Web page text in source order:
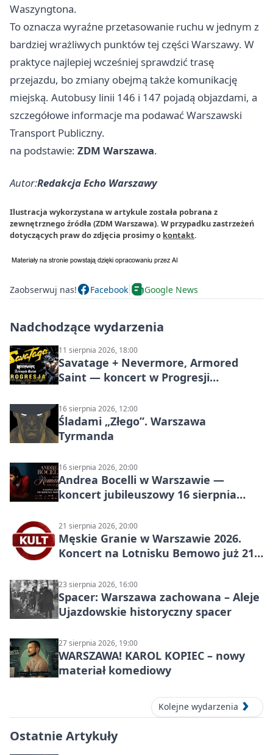
Waszyngtona.
To oznacza wyraźne przetasowanie ruchu w jednym z
bardziej wrażliwych punktów tej części Warszawy. W
praktyce najlepiej wcześniej sprawdzić trasę
przejazdu, bo zmiany obejmą także komunikację
miejską. Autobusy linii 146 i 147 pojadą objazdami, a
szczegółowe informacje ma podawać Warszawski
Transport Publiczny.
na podstawie: ZDM Warszawa.
Autor:Redakcja Echo Warszawy
Ilustracja wykorzystana w artykule została pobrana z
zewnętrznego źródła (ZDM Warszawa). W przypadku zastrzeżeń
dotyczących praw do zdjęcia prosimy o kontakt.
Zaobserwuj nas! Facebook Google News
Nadchodzące wydarzenia
11 sierpnia 2026, 18:00
Savatage + Nevermore, Armored
Saint — koncert w Progresji
16 sierpnia 2026, 12:00
Śladami „Złego”. Warszawa
Tyrmanda
16 sierpnia 2026, 20:00
Andrea Bocelli w Warszawie —
koncert jubileuszowy 16 sierpnia
21 sierpnia 2026, 20:00
Męskie Granie w Warszawie 2026.
Koncert na Lotnisku Bemowo już 21
23 sierpnia 2026, 16:00
Spacer: Warszawa zachowana – Aleje
Ujazdowskie historyczny spacer
27 sierpnia 2026, 19:00
WARSZAWA! KAROL KOPIEC – nowy
materiał komediowy
Kolejne wydarzenia
Ostatnie Artykuły